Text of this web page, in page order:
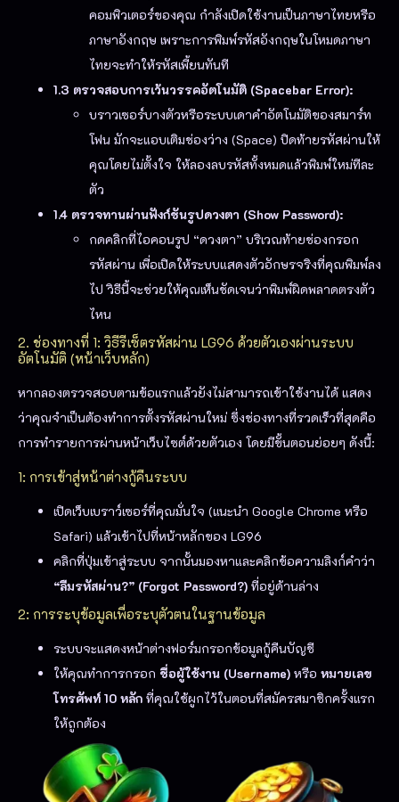
คอมพิวเตอร์ของคุณ กำลังเปิดใช้งานเป็นภาษาไทยหรือ
ภาษาอังกฤษ เพราะการพิมพ์รหัสอังกฤษในโหมดภาษา
ไทยจะทำให้รหัสเพี้ยนทันที
1.3 ตรวจสอบการเว้นวรรคอัตโนมัติ (Spacebar Error):
บราวเซอร์บางตัวหรือระบบเดาคำอัตโนมัติของสมาร์ท
โฟน มักจะแอบเติมช่องว่าง (Space) ปิดท้ายรหัสผ่านให้
คุณโดยไม่ตั้งใจ ให้ลองลบรหัสทั้งหมดแล้วพิมพ์ใหม่ทีละ
ตัว
1.4 ตรวจทานผ่านฟังก์ชันรูปดวงตา (Show Password):
กดคลิกที่ไอคอนรูป “ดวงตา” บริเวณท้ายช่องกรอก
รหัสผ่าน เพื่อเปิดให้ระบบแสดงตัวอักษรจริงที่คุณพิมพ์ลง
ไป วิธีนี้จะช่วยให้คุณเห็นชัดเจนว่าพิมพ์ผิดพลาดตรงตัว
ไหน
2. ช่องทางที่ 1: วิธีรีเซ็ตรหัสผ่าน LG96 ด้วยตัวเองผ่านระบบ
อัตโนมัติ (หน้าเว็บหลัก)
หากลองตรวจสอบตามข้อแรกแล้วยังไม่สามารถเข้าใช้งานได้ แสดง
ว่าคุณจำเป็นต้องทำการตั้งรหัสผ่านใหม่ ซึ่งช่องทางที่รวดเร็วที่สุดคือ
การทำรายการผ่านหน้าเว็บไซต์ด้วยตัวเอง โดยมีขั้นตอนย่อยๆ ดังนี้:
1: การเข้าสู่หน้าต่างกู้คืนระบบ
เปิดเว็บเบราว์เซอร์ที่คุณมั่นใจ (แนะนำ Google Chrome หรือ
Safari) แล้วเข้าไปที่หน้าหลักของ LG96
คลิกที่ปุ่มเข้าสู่ระบบ จากนั้นมองหาและคลิกข้อความลิงก์คำว่า
“ลืมรหัสผ่าน?” (Forgot Password?) ที่อยู่ด้านล่าง
2: การระบุข้อมูลเพื่อระบุตัวตนในฐานข้อมูล
ระบบจะแสดงหน้าต่างฟอร์มกรอกข้อมูลกู้คืนบัญชี
ให้คุณทำการกรอก ชื่อผู้ใช้งาน (Username) หรือ หมายเลข
โทรศัพท์ 10 หลัก ที่คุณใช้ผูกไว้ในตอนที่สมัครสมาชิกครั้งแรก
ให้ถูกต้อง